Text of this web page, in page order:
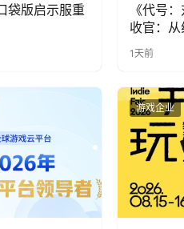
袋版启示服重
《代号
收官：
实期待
1天前
游戏企业